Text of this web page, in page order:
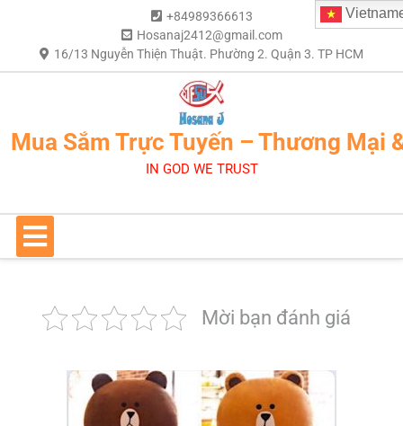
+84989366613
Hosanaj2412@gmail.com
16/13 Nguyễn Thiện Thuật. Phường 2. Quận 3. TP HCM
Mua Sắm Trực Tuyến – Thương Mại
IN GOD WE TRUST
Mời bạn đánh giá